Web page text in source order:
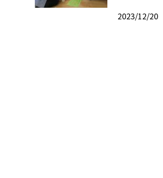
2023/12/20